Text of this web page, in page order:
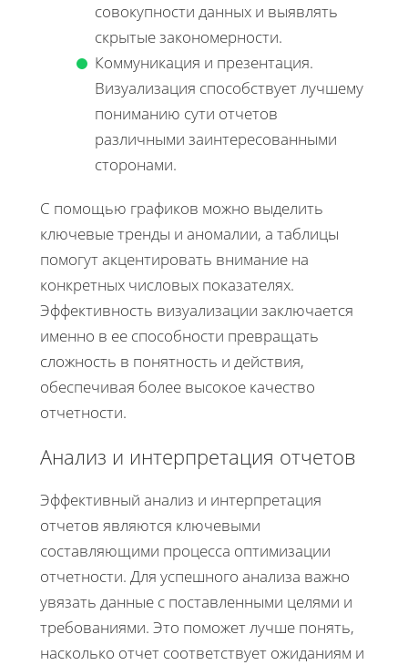
совокупности данных и выявлять
скрытые закономерности.
Коммуникация и презентация.
Визуализация способствует лучшему
пониманию сути отчетов
различными заинтересованными
сторонами.
С помощью графиков можно выделить
ключевые тренды и аномалии, а таблицы
помогут акцентировать внимание на
конкретных числовых показателях.
Эффективность визуализации заключается
именно в ее способности превращать
сложность в понятность и действия,
обеспечивая более высокое качество
отчетности.
Анализ и интерпретация отчетов
Эффективный анализ и интерпретация
отчетов являются ключевыми
составляющими процесса оптимизации
отчетности. Для успешного анализа важно
увязать данные с поставленными целями и
требованиями. Это поможет лучше понять,
насколько отчет соответствует ожиданиям и